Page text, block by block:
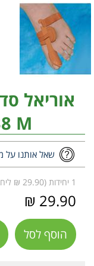
אוריאל
M
שאל אותנו על
1 יחידות (29.90 ₪ ליחידה)
29.90 ₪
הוסף לסל